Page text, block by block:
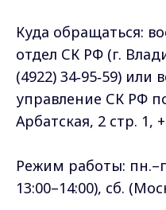
Куда обращаться:
отдел СК РФ (г.
(4922) 34‑95‑59) или
управление СК РФ
Арбатская, 2 стр. 1,
Режим работы:
13:00–14:00), сб.